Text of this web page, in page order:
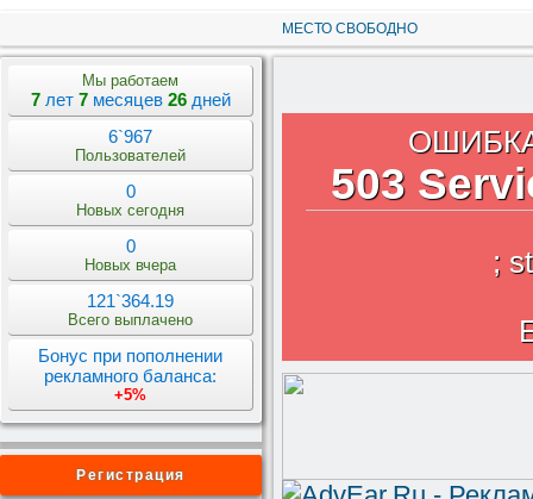
МЕСТО СВОБОДНО
Мы работаем
7лет 7месяцев 26дней
6`967
Пользователей
0
Новых сегодня
0
Новых вчера
121`364.19
Всего выплачено
Бонус при пополнении
рекламного баланса:
+5%
Регистрация
ОШИБКА
503
;